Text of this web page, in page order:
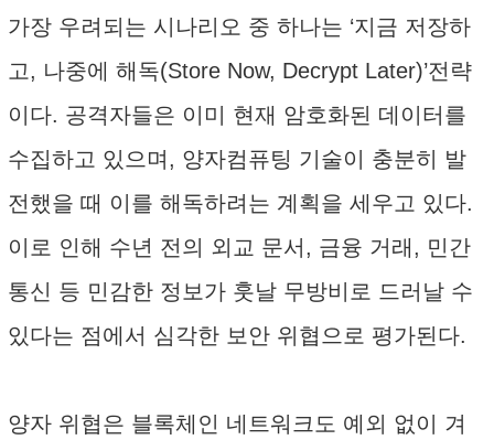
가장 우려되는 시나리오 중 하나는 ‘지금 저장하
고, 나중에 해독(Store Now, Decrypt Later)’전략
이다. 공격자들은 이미 현재 암호화된 데이터를
수집하고 있으며, 양자컴퓨팅 기술이 충분히 발
전했을 때 이를 해독하려는 계획을 세우고 있다.
이로 인해 수년 전의 외교 문서, 금융 거래, 민간
통신 등 민감한 정보가 훗날 무방비로 드러날 수
있다는 점에서 심각한 보안 위협으로 평가된다.
양자 위협은 블록체인 네트워크도 예외 없이 겨